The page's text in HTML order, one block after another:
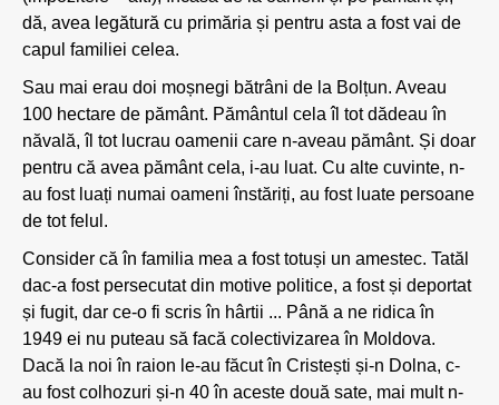
dă, avea legătură cu primăria și pentru asta a fost vai de
capul familiei celea.
Sau mai erau doi moșnegi bătrâni de la Bolțun. Aveau
100 hectare de pământ. Pământul cela îl tot dădeau în
năvală, îl tot lucrau oamenii care n-aveau pământ. Și doar
pentru că avea pământ cela, i-au luat. Cu alte cuvinte, n-
au fost luați numai oameni înstăriți, au fost luate persoane
de tot felul.
Consider că în familia mea a fost totuși un amestec. Tatăl
dac-a fost persecutat din motive politice, a fost și deportat
și fugit, dar ce-o fi scris în hârtii ... Până a ne ridica în
1949 ei nu puteau să facă colectivizarea în Moldova.
Dacă la noi în raion le-au făcut în Cristești și-n Dolna, c-
au fost colhozuri și-n 40 în aceste două sate, mai mult n-